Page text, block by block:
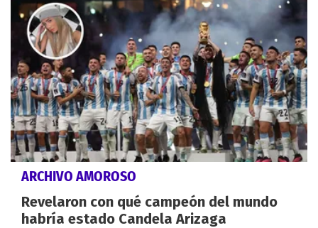
ARCHIVO AMOROSO
Revelaron con qué campeón del mundo
habría estado Candela Arizaga